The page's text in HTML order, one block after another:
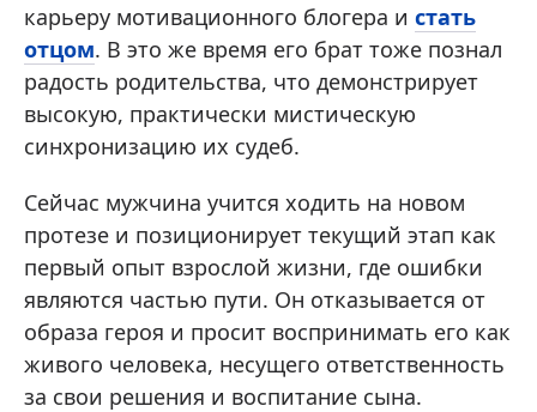
карьеру мотивационного блогера и стать
отцом. В это же время его брат тоже познал
радость родительства, что демонстрирует
высокую, практически мистическую
синхронизацию их судеб.
Сейчас мужчина учится ходить на новом
протезе и позиционирует текущий этап как
первый опыт взрослой жизни, где ошибки
являются частью пути. Он отказывается от
образа героя и просит воспринимать его как
живого человека, несущего ответственность
за свои решения и воспитание сына.